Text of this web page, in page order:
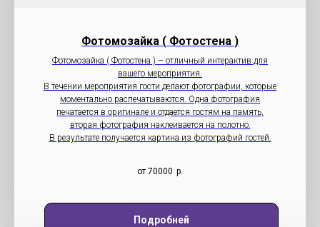
Фотомозайка ( Фотостена )
Фотомозайка ( Фотостена ) – отличный интерактив для
вашего мероприятия.
В течении мероприятия гости делают фотографии, которые
моментально распечатываются. Одна фотография
печатается в оригинале и отдается гостям на память,
вторая фотография наклеивается на полотно.
В результате получается картина из фотографий гостей.
от 70000 р.
Подробней